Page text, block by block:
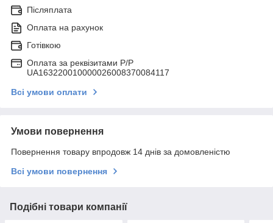
Післяплата
Оплата на рахунок
Готівкою
Оплата за реквізитами P/Р
UA163220010000026008370084117
Всі умови оплати
Умови повернення
Повернення товару впродовж 14 днів за домовленістю
Всі умови повернення
Подібні товари компанії